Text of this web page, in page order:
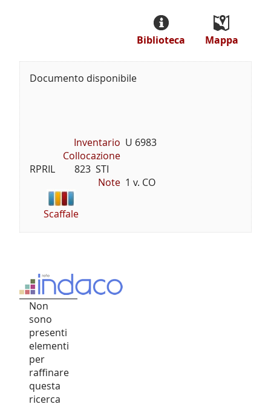
Mappa
Biblioteca
Documento disponibile
Inventario U 6983
Collocazione
RPRIL        823  STI
Note 1 v. CO
Scaffale
Non
sono
presenti
elementi
per
raffinare
questa
ricerca